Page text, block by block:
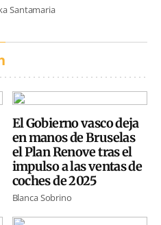
Santamaria
El Gobierno vasco deja
en manos de Bruselas
el Plan Renove tras el
impulso a las ventas de
coches de 2025
Blanca Sobrino